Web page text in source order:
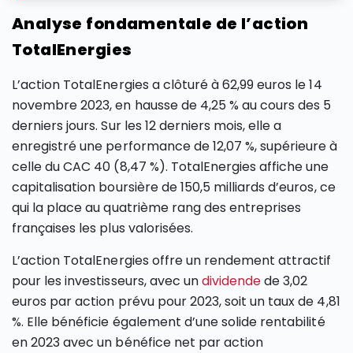
Analyse fondamentale de l’action
TotalEnergies
L’action TotalEnergies a clôturé à 62,99 euros le 14
novembre 2023, en hausse de 4,25 % au cours des 5
derniers jours. Sur les 12 derniers mois, elle a
enregistré une performance de 12,07 %, supérieure à
celle du CAC 40 (8,47 %). TotalEnergies affiche une
capitalisation boursière de 150,5 milliards d’euros, ce
qui la place au quatrième rang des entreprises
françaises les plus valorisées.
L’action TotalEnergies offre un rendement attractif
pour les investisseurs, avec undividendede 3,02
euros par action prévu pour 2023, soit un taux de 4,81
%. Elle bénéficie également d’une solide rentabilité
en 2023 avec un bénéfice net par action